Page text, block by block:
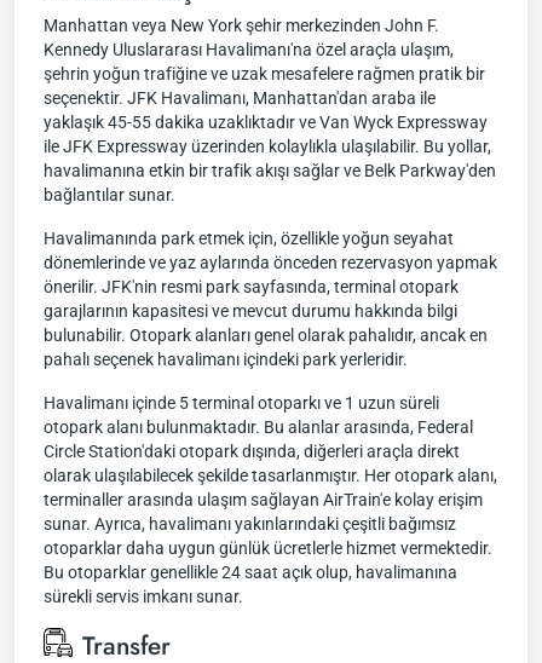
Manhattan veya New York şehir merkezinden John F.
Kennedy Uluslararası Havalimanı'na özel araçla ulaşım,
şehrin yoğun trafiğine ve uzak mesafelere rağmen pratik bir
seçenektir. JFK Havalimanı, Manhattan'dan araba ile
yaklaşık 45-55 dakika uzaklıktadır ve Van Wyck Expressway
ile JFK Expressway üzerinden kolaylıkla ulaşılabilir. Bu yollar,
havalimanına etkin bir trafik akışı sağlar ve Belk Parkway'den
bağlantılar sunar.
Havalimanında park etmek için, özellikle yoğun seyahat
dönemlerinde ve yaz aylarında önceden rezervasyon yapmak
önerilir. JFK'nin resmi park sayfasında, terminal otopark
garajlarının kapasitesi ve mevcut durumu hakkında bilgi
bulunabilir. Otopark alanları genel olarak pahalıdır, ancak en
pahalı seçenek havalimanı içindeki park yerleridir.
Havalimanı içinde 5 terminal otoparkı ve 1 uzun süreli
otopark alanı bulunmaktadır. Bu alanlar arasında, Federal
Circle Station'daki otopark dışında, diğerleri araçla direkt
olarak ulaşılabilecek şekilde tasarlanmıştır. Her otopark alanı,
terminaller arasında ulaşım sağlayan AirTrain'e kolay erişim
sunar. Ayrıca, havalimanı yakınlarındaki çeşitli bağımsız
otoparklar daha uygun günlük ücretlerle hizmet vermektedir.
Bu otoparklar genellikle 24 saat açık olup, havalimanına
sürekli servis imkanı sunar.
Transfer